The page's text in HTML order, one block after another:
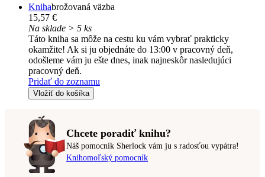
Knihabrožovaná väzba
15,57 €
Na sklade > 5 ks
Táto kniha sa môže na cestu ku vám vybrať prakticky
okamžite! Ak si ju objednáte do 13:00 v pracovný deň,
odošleme vám ju ešte dnes, inak najneskôr nasledujúci
pracovný deň.
Pridať do zoznamu
Vložiť do košíka
Chcete poradiť knihu?
Náš pomocník Sherlock vám ju s radosťou vypátra!
Knihomoľský pomocník